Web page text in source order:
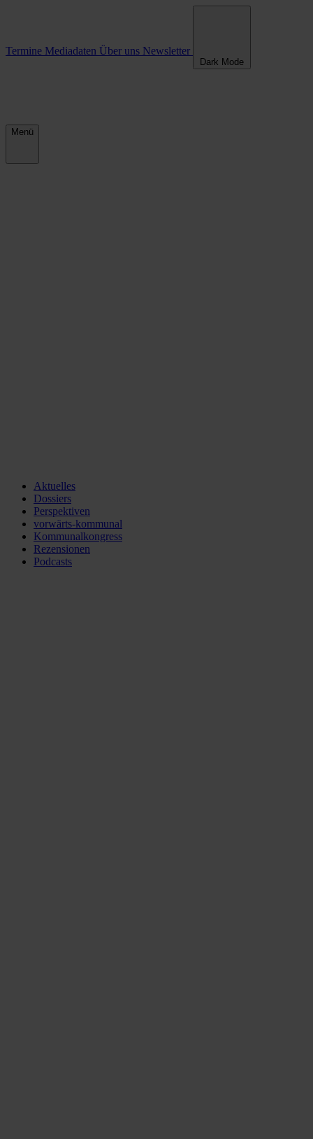
Termine Mediadaten Über uns Newsletter
Dark Mode
Menü
Aktuelles
Dossiers
Perspektiven
vorwärts-kommunal
Kommunalkongress
Rezensionen
Podcasts